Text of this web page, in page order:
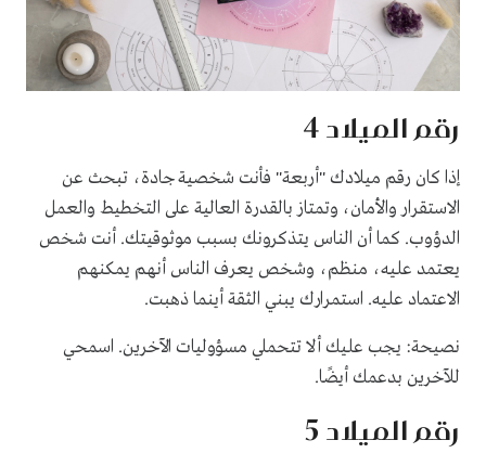
رقم الميلاد 4
إذا كان رقم ميلادك "أربعة" فأنت شخصية جادة، تبحث عن
الاستقرار والأمان، وتمتاز بالقدرة العالية على التخطيط والعمل
الدؤوب. كما أن الناس يتذكرونك بسبب موثوقيتك. أنت شخص
يعتمد عليه، منظم، وشخص يعرف الناس أنهم يمكنهم
الاعتماد عليه. استمرارك يبني الثقة أينما ذهبت.
نصيحة: يجب عليك ألا تتحملي مسؤوليات الآخرين. اسمحي
للآخرين بدعمك أيضًا.
رقم الميلاد 5